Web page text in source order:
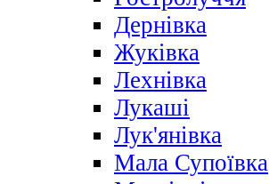
Дернівка
Жуківка
Лехнівка
Лукаші
Лук'янівка
Мала Супоївка